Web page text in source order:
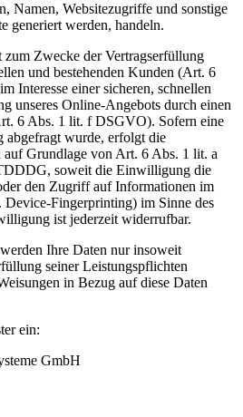
Namen, Websitezugriffe und sonstige
generiert werden, handeln.
Zwecke der Vertragserfüllung
und bestehenden Kunden (Art. 6
Interesse einer sicheren, schnellen
unseres Online-Angebots durch einen
6 Abs. 1 lit. f DSGVO). Sofern eine
abgefragt wurde, erfolgt die
auf Grundlage von Art. 6 Abs. 1 lit. a
soweit die Einwilligung die
den Zugriff auf Informationen im
Device-Fingerprinting) im Sinne des
ist jederzeit widerrufbar.
Ihre Daten nur insoweit
seiner Leistungspflichten
in Bezug auf diese Daten
ein:
GmbH